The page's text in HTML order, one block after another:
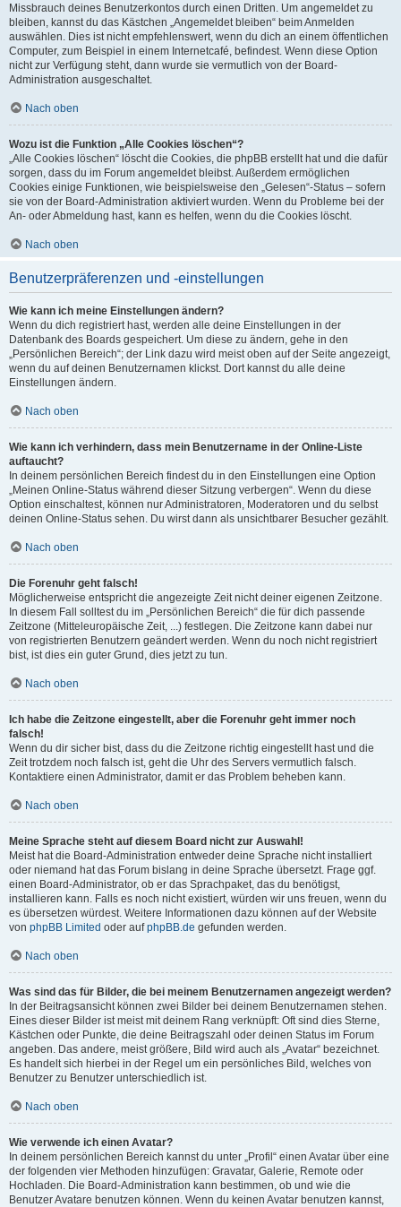
Missbrauch deines Benutzerkontos durch einen Dritten. Um angemeldet zu
bleiben, kannst du das Kästchen „Angemeldet bleiben“ beim Anmelden
auswählen. Dies ist nicht empfehlenswert, wenn du dich an einem öffentlichen
Computer, zum Beispiel in einem Internetcafé, befindest. Wenn diese Option
nicht zur Verfügung steht, dann wurde sie vermutlich von der Board-
Administration ausgeschaltet.
Nach oben
Wozu ist die Funktion „Alle Cookies löschen“?
„Alle Cookies löschen“ löscht die Cookies, die phpBB erstellt hat und die dafür
sorgen, dass du im Forum angemeldet bleibst. Außerdem ermöglichen
Cookies einige Funktionen, wie beispielsweise den „Gelesen“-Status – sofern
sie von der Board-Administration aktiviert wurden. Wenn du Probleme bei der
An- oder Abmeldung hast, kann es helfen, wenn du die Cookies löscht.
Nach oben
Benutzerpräferenzen und -einstellungen
Wie kann ich meine Einstellungen ändern?
Wenn du dich registriert hast, werden alle deine Einstellungen in der
Datenbank des Boards gespeichert. Um diese zu ändern, gehe in den
„Persönlichen Bereich“; der Link dazu wird meist oben auf der Seite angezeigt,
wenn du auf deinen Benutzernamen klickst. Dort kannst du alle deine
Einstellungen ändern.
Nach oben
Wie kann ich verhindern, dass mein Benutzername in der Online-Liste
auftaucht?
In deinem persönlichen Bereich findest du in den Einstellungen eine Option
„Meinen Online-Status während dieser Sitzung verbergen“. Wenn du diese
Option einschaltest, können nur Administratoren, Moderatoren und du selbst
deinen Online-Status sehen. Du wirst dann als unsichtbarer Besucher gezählt.
Nach oben
Die Forenuhr geht falsch!
Möglicherweise entspricht die angezeigte Zeit nicht deiner eigenen Zeitzone.
In diesem Fall solltest du im „Persönlichen Bereich“ die für dich passende
Zeitzone (Mitteleuropäische Zeit, ...) festlegen. Die Zeitzone kann dabei nur
von registrierten Benutzern geändert werden. Wenn du noch nicht registriert
bist, ist dies ein guter Grund, dies jetzt zu tun.
Nach oben
Ich habe die Zeitzone eingestellt, aber die Forenuhr geht immer noch
falsch!
Wenn du dir sicher bist, dass du die Zeitzone richtig eingestellt hast und die
Zeit trotzdem noch falsch ist, geht die Uhr des Servers vermutlich falsch.
Kontaktiere einen Administrator, damit er das Problem beheben kann.
Nach oben
Meine Sprache steht auf diesem Board nicht zur Auswahl!
Meist hat die Board-Administration entweder deine Sprache nicht installiert
oder niemand hat das Forum bislang in deine Sprache übersetzt. Frage ggf.
einen Board-Administrator, ob er das Sprachpaket, das du benötigst,
installieren kann. Falls es noch nicht existiert, würden wir uns freuen, wenn du
es übersetzen würdest. Weitere Informationen dazu können auf der Website
von phpBB Limited oder aufphpBB.de gefunden werden.
Nach oben
Was sind das für Bilder, die bei meinem Benutzernamen angezeigt werden?
In der Beitragsansicht können zwei Bilder bei deinem Benutzernamen stehen.
Eines dieser Bilder ist meist mit deinem Rang verknüpft: Oft sind dies Sterne,
Kästchen oder Punkte, die deine Beitragszahl oder deinen Status im Forum
angeben. Das andere, meist größere, Bild wird auch als „Avatar“ bezeichnet.
Es handelt sich hierbei in der Regel um ein persönliches Bild, welches von
Benutzer zu Benutzer unterschiedlich ist.
Nach oben
Wie verwende ich einen Avatar?
In deinem persönlichen Bereich kannst du unter „Profil“ einen Avatar über eine
der folgenden vier Methoden hinzufügen: Gravatar, Galerie, Remote oder
Hochladen. Die Board-Administration kann bestimmen, ob und wie die
Benutzer Avatare benutzen können. Wenn du keinen Avatar benutzen kannst,